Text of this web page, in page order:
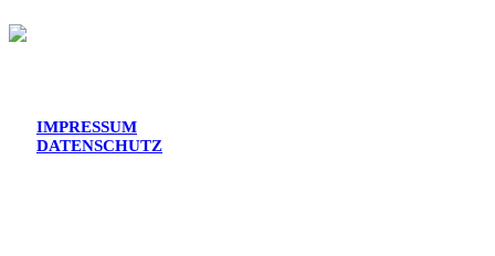
IMPRESSUM
DATENSCHUTZ